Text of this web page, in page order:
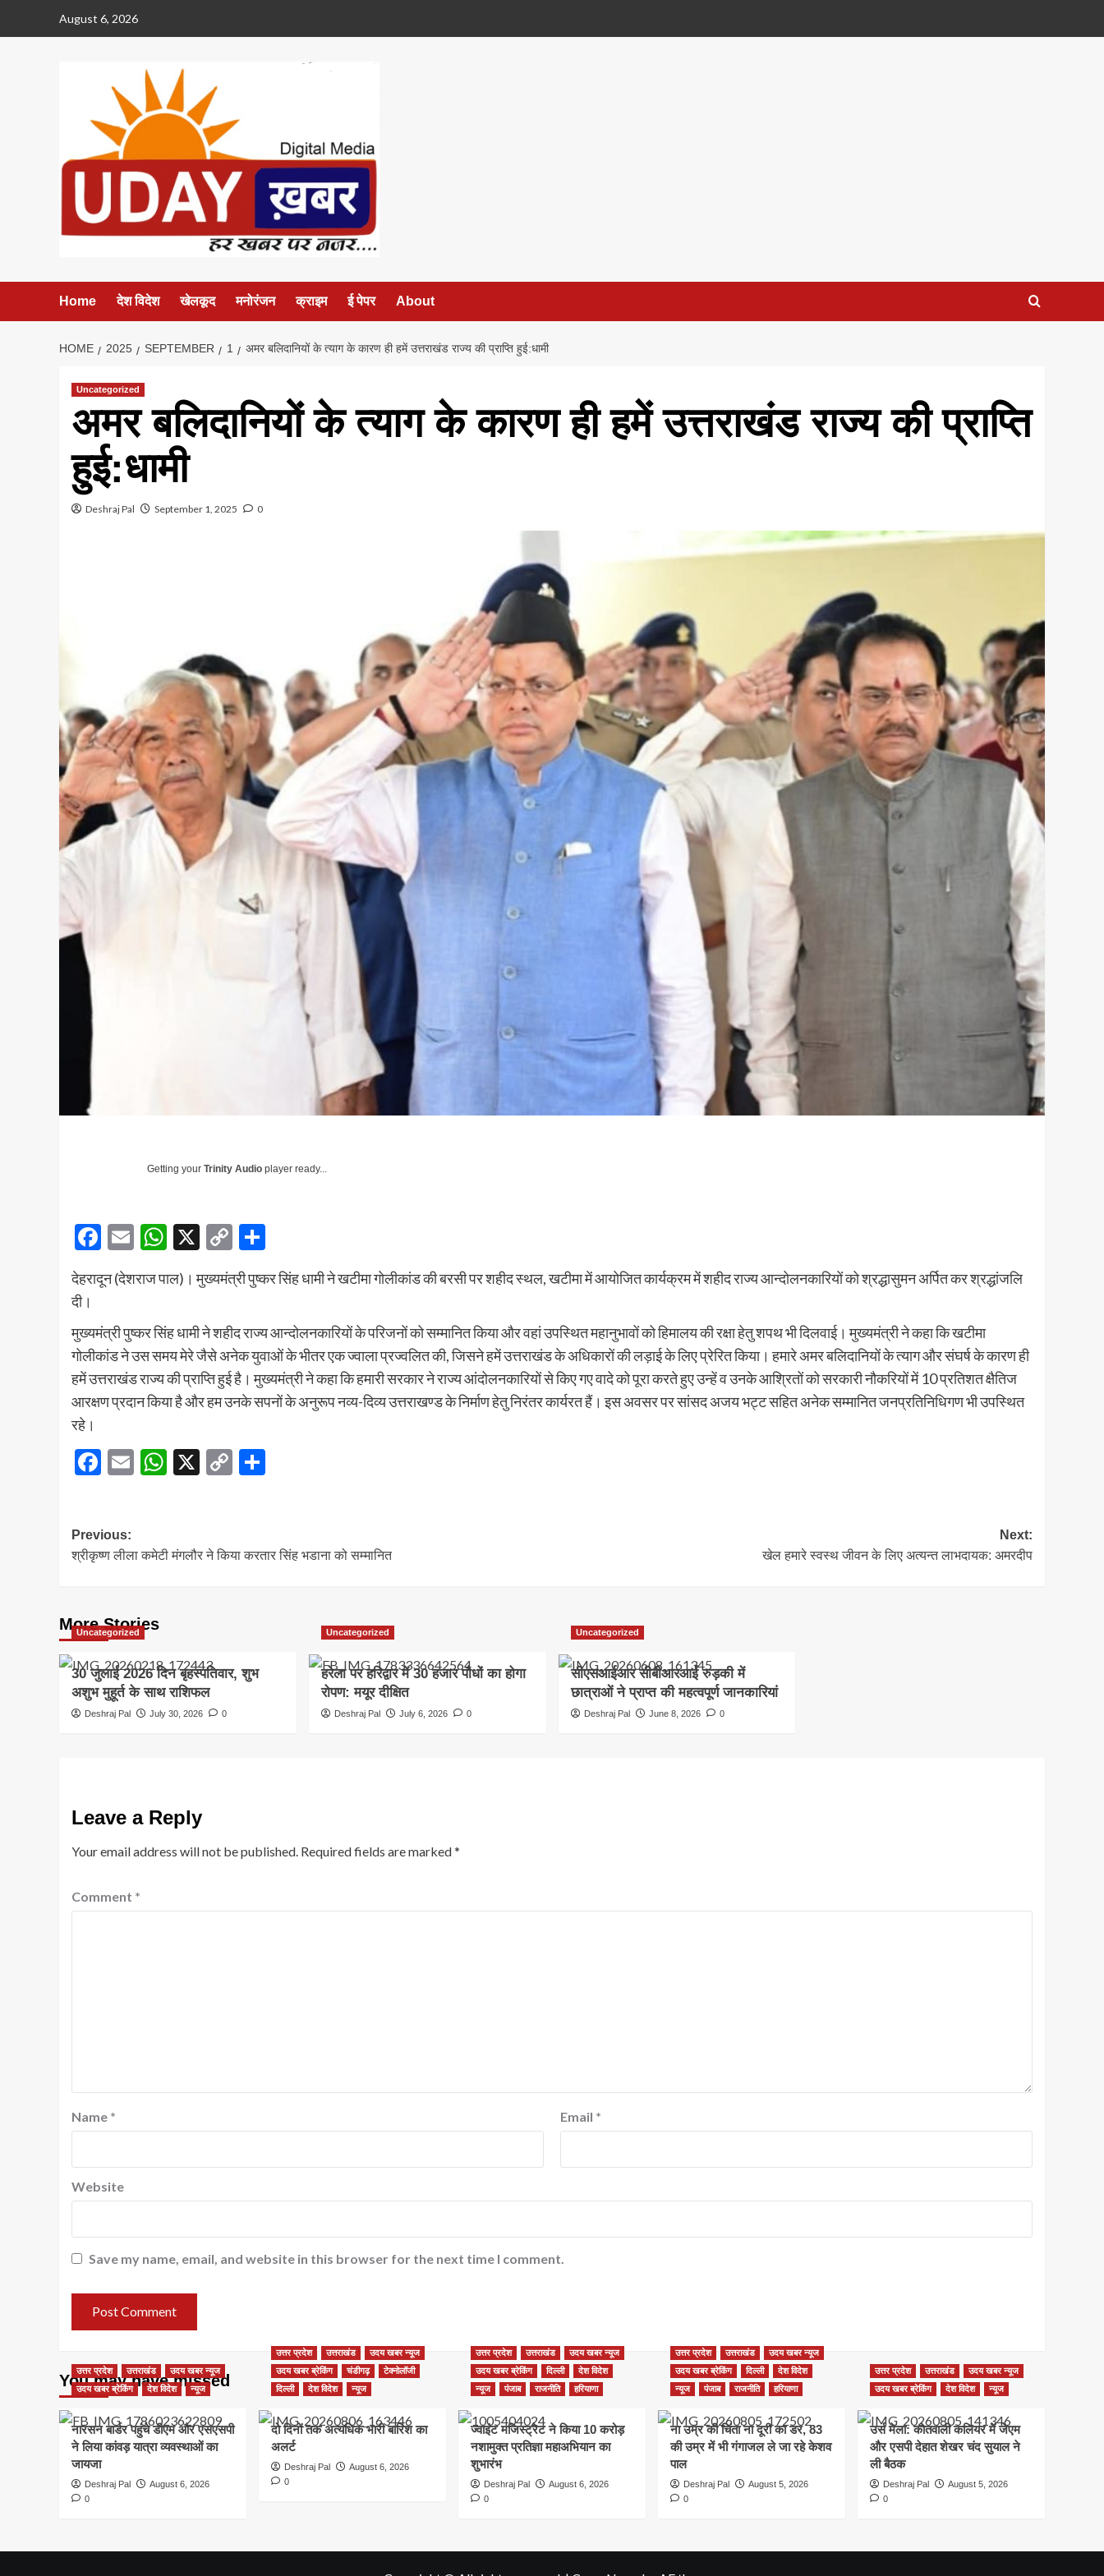
August 6, 2026
Home देश विदेश खेलकूद मनोरंजन क्राइम ई पेपर About
HOME 2025 SEPTEMBER 1 अमर बलिदानियों के त्याग के कारण ही हमें उत्तराखंड राज्य की प्राप्ति हुई:धामी
Uncategorized
अमर बलिदानियों के त्याग के कारण ही हमें उत्तराखंड राज्य की प्राप्ति
हुई:धामी
Deshraj Pal September 1, 2025 0
Getting your Trinity Audio player ready...
Facebook
EmailWhatsApp
X
Copy
Link
देहरादून (देशराज पाल)। मुख्यमंत्री पुष्कर सिंह धामी ने खटीमा गोलीकांड की बरसी पर शहीद स्थल, खटीमा में आयोजित कार्यक्रम में शहीद राज्य आन्दोलनकारियों को श्रद्धासुमन अर्पित कर श्रद्धांजलि
दी।
मुख्यमंत्री पुष्कर सिंह धामी ने शहीद राज्य आन्दोलनकारियों के परिजनों को सम्मानित किया और वहां उपस्थित महानुभावों को हिमालय की रक्षा हेतु शपथ भी दिलवाई। मुख्यमंत्री ने कहा कि खटीमा
गोलीकांड ने उस समय मेरे जैसे अनेक युवाओं के भीतर एक ज्वाला प्रज्वलित की, जिसने हमें उत्तराखंड के अधिकारों की लड़ाई के लिए प्रेरित किया। हमारे अमर बलिदानियों के त्याग और संघर्ष के कारण ही
हमें उत्तराखंड राज्य की प्राप्ति हुई है। मुख्यमंत्री ने कहा कि हमारी सरकार ने राज्य आंदोलनकारियों से किए गए वादे को पूरा करते हुए उन्हें व उनके आश्रितों को सरकारी नौकरियों में 10 प्रतिशत क्षैतिज
आरक्षण प्रदान किया है और हम उनके सपनों के अनुरूप नव्य-दिव्य उत्तराखण्ड के निर्माण हेतु निरंतर कार्यरत हैं। इस अवसर पर सांसद अजय भट्ट सहित अनेक सम्मानित जनप्रतिनिधिगण भी उपस्थित
रहे।
Facebook
EmailWhatsApp
X
Copy
Post
navigation
Previous:
श्रीकृष्ण लीला कमेटी मंगलौर ने किया करतार सिंह भडाना को सम्मानित
Next:
खेल हमारे स्वस्थ जीवन के लिए अत्यन्त लाभदायक: अमरदीप
More Stories
Uncategorized
30 जुलाई 2026 दिन बृहस्पतिवार, शुभ
अशुभ मुहूर्त के साथ राशिफल
Deshraj Pal July 30, 2026 0
Uncategorized
हरेला पर हरिद्वार में 30 हजार पौधों का होगा
रोपण: मयूर दीक्षित
Deshraj Pal July 6, 2026 0
Uncategorized
सीएसआईआर सीबीआरआई रुड़की में
छात्राओं ने प्राप्त की महत्वपूर्ण जानकारियां
Deshraj Pal June 8, 2026 0
Leave a Reply
Your email address will not be published. Required fields are marked*
Comment *
Name * Email *
Website
Save my name, email, and website in this browser for the next time I comment.
You may have missed
उत्तर प्रदेश उत्तराखंड
उदय खबर न्यूज
उदय खबर ब्रेकिंग
देश विदेश न्यूज
नारसन बार्डर पहुंचे डीएम और एसएसपी
ने लिया कांवड़ यात्रा व्यवस्थाओं का
जायजा
Deshraj Pal
August 6, 2026
0
उत्तर प्रदेश उत्तराखंड
उदय खबर न्यूज
उदय खबर ब्रेकिंग
चंडीगढ़
टेक्नोलॉजी
दिल्ली
देश विदेश न्यूज
दो दिनों तक अत्यधिक भारी बारिश का
अलर्ट
Deshraj Pal
August 6, 2026
0
उत्तर प्रदेश उत्तराखंड
उदय खबर न्यूज
उदय खबर ब्रेकिंग
दिल्ली
देश विदेश
न्यूज
पंजाब राजनीति हरियाणा
ज्वाइंट मजिस्ट्रेट ने किया 10 करोड़
नशामुक्त प्रतिज्ञा महाअभियान का
शुभारंभ
Deshraj Pal
August 6, 2026
0
उत्तर प्रदेश उत्तराखंड
उदय खबर न्यूज
उदय खबर ब्रेकिंग
दिल्ली
देश विदेश
न्यूज
पंजाब राजनीति हरियाणा
ना उम्र की चिंता ना दूरी का डर, 83
की उम्र में भी गंगाजल ले जा रहे केशव
पाल
Deshraj Pal
August 5, 2026
0
उत्तर प्रदेश उत्तराखंड
उदय खबर न्यूज
उदय खबर ब्रेकिंग
देश विदेश न्यूज
उर्स मेला: कोतवाली कलियर में जेएम
और एसपी देहात शेखर चंद सुयाल ने
ली बैठक
Deshraj Pal
August 5, 2026
0